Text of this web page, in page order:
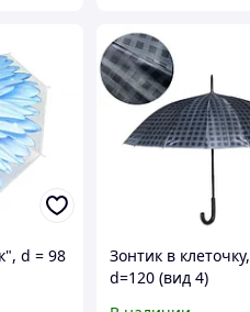
d = 98
Зонтик в клеточку,
d=120 (вид 4)